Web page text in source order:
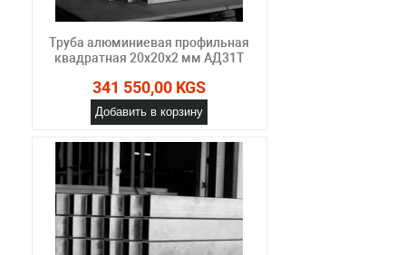
Труба алюминиевая профильная
квадратная 20х20х2 мм АД31Т
341 550,00 KGS
Добавить в корзину